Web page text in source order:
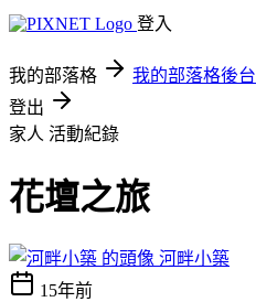
登入
我的部落格 我的部落格後台
登出
家人 活動紀錄
花壇之旅
河畔小築
15年前